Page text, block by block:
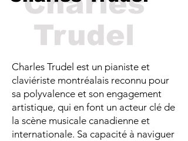
Trudel
Charles Trudel est un pianiste et
claviériste montréalais reconnu pour
sa polyvalence et son engagement
artistique, qui en font un acteur clé de
la scène musicale canadienne et
internationale. Sa capacité à naviguer